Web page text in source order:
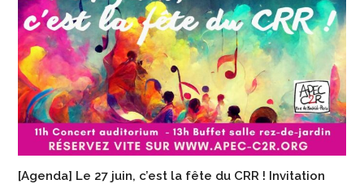
[Agenda] Le 27 juin, c’est la fête du CRR ! Invitation